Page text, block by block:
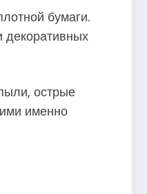
бумаги.
декоративных
острые
именно